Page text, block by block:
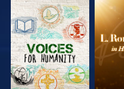
DÉCOUVRIR
LES SÉRIES